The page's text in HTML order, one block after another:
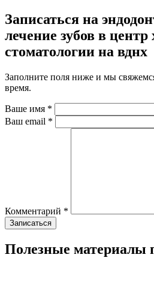
Записаться на
лечение зубов в
стоматологии на вднх
Заполните поля ниже и мы
время.
Ваше имя *
Ваш email *
Комментарий *
Полезные материалы